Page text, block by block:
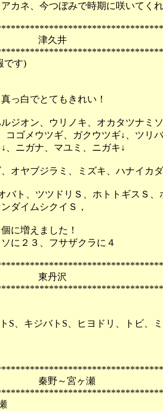
ネ、今つぼみで時期に咲いてくれ
津久井
です)
っ白でとてもきれい！
ジオン、ウリノキ、オカタツナミ
メウツギ、ガクウツギ↓、ツリバ
ニガナ、マユミ、ニガキ↓
オヤブジラミ、ミズキ、ハナイカダ
バト、ツツドリＳ、ホトトギスＳ、
イムシクイＳ，
に増えました！
２３、フサザクラに４
東丹沢
S、キジバトS、ヒヨドリ、トビ、
秦野～宮ヶ瀬